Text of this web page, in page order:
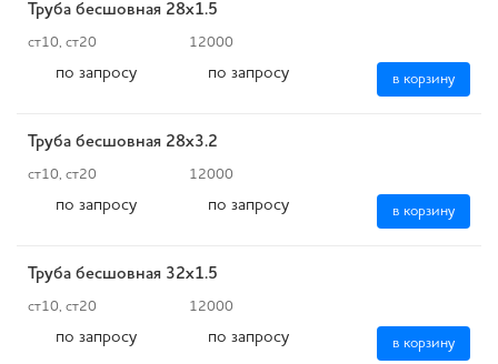
Труба бесшовная 28х1.5
ст10, ст20 12000
по запросу по запросу в корзину
Труба бесшовная 28х3.2
ст10, ст20 12000
по запросу по запросу в корзину
Труба бесшовная 32х1.5
ст10, ст20 12000
по запросу по запросу в корзину